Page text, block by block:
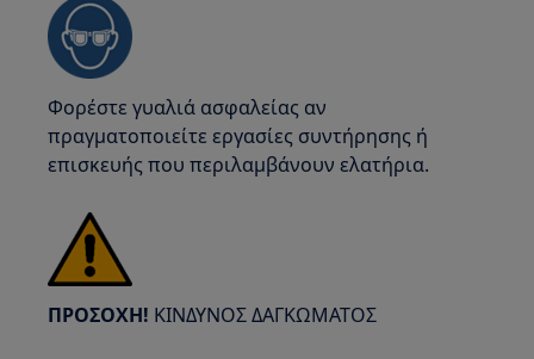
Φορέστε γυαλιά ασφαλείας αν
πραγματοποιείτε εργασίες συντήρησης ή
επισκευής που περιλαμβάνουν ελατήρια.
ΠΡΟΣΟΧΗ! ΚΙΝΔΥΝΟΣ ΔΑΓΚΩΜΑΤΟΣ